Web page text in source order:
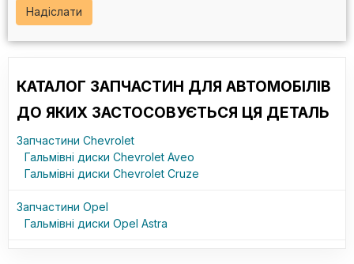
Надіслати
КАТАЛОГ ЗАПЧАСТИН ДЛЯ АВТОМОБІЛІВ
ДО ЯКИХ ЗАСТОСОВУЄТЬСЯ ЦЯ ДЕТАЛЬ
Запчастини Chevrolet
Гальмівні диски Chevrolet Aveo
Гальмівні диски Chevrolet Cruze
Запчастини Opel
Гальмівні диски Opel Astra